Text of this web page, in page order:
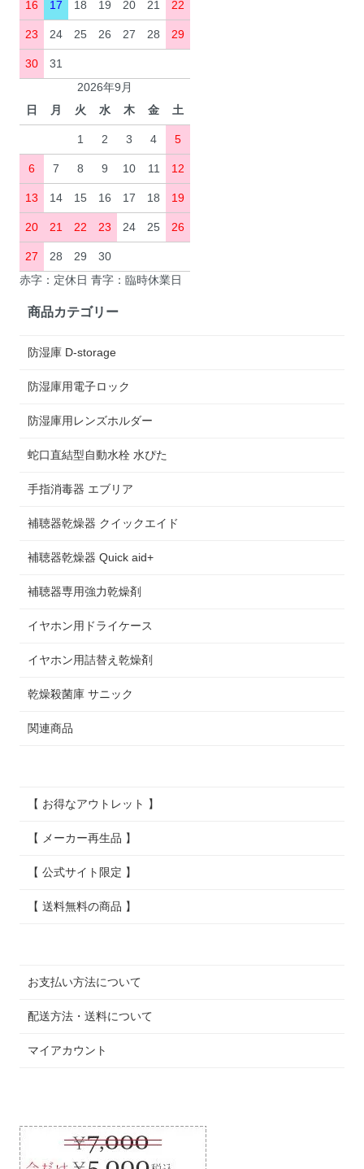
16 17 18 19 20 21 22
23 24 25 26 27 28 29
30
31
2026年9月
日
月 火 水 木 金 土
1 2 3 4 5
6 7 8 9 10 11 12
13 14 15 16 17 18 19
20 21 22 23 24 25 26
27 28 29
30
赤字：定休日 青字：臨時休業日
商品カテゴリー
防湿庫 D-storage
防湿庫用電子ロック
防湿庫用レンズホルダー
蛇口直結型自動水栓 水ぴた
手指消毒器 エブリア
補聴器乾燥器 クイックエイド
補聴器乾燥器 Quick aid+
補聴器専用強力乾燥剤
イヤホン用ドライケース
イヤホン用詰替え乾燥剤
乾燥殺菌庫 サニック
関連商品
【 お得なアウトレット 】
【 メーカー再生品 】
【 公式サイト限定 】
【 送料無料の商品 】
お支払い方法について
配送方法・送料について
マイアカウント